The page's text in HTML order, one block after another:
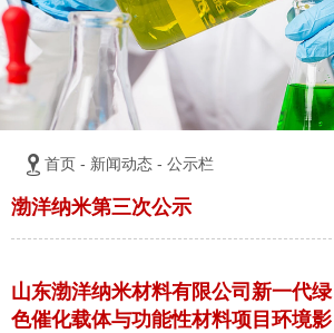
 首页 - 新闻动态 - 公示栏
渤洋纳米第三次公示
山东渤洋纳米材料有限公司新一代绿
色催化载体与功能性材料项目环境影